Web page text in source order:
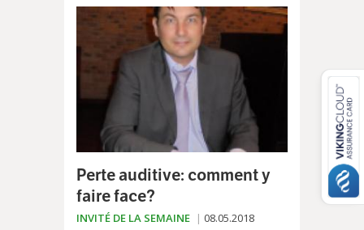
Perte auditive: comment y
faire face?
INVITÉ DE LA SEMAINE 08.05.2018